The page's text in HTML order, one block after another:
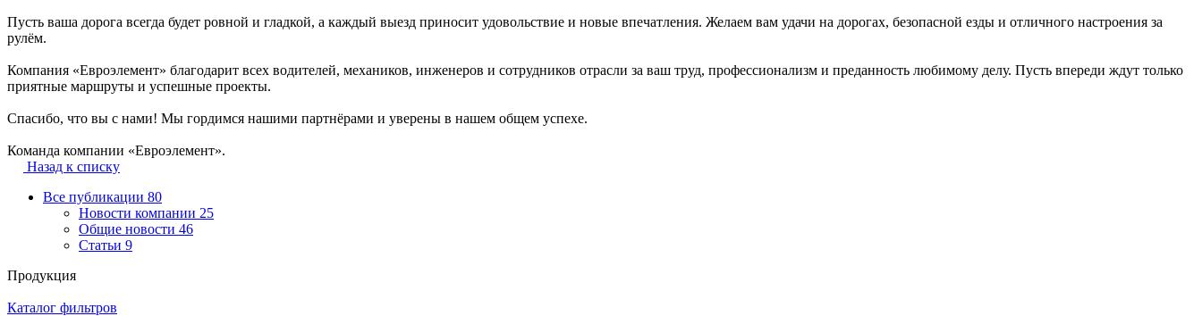
Пусть ваша дорога всегда будет ровной и гладкой, а каждый выезд приносит удовольствие и новые впечатления. Желаем вам удачи на дорогах, безопасной езды и отличного настроения за
рулём.
Компания «Евроэлемент» благодарит всех водителей, механиков, инженеров и сотрудников отрасли за ваш труд, профессионализм и преданность любимому делу. Пусть впереди ждут только
приятные маршруты и успешные проекты.
Спасибо, что вы с нами! Мы гордимся нашими партнёрами и уверены в нашем общем успехе.
Команда компании «Евроэлемент».
Назад к списку
Все публикации 80
Новости компании 25
Общие новости 46
Статьи 9
Продукция
Каталог фильтров